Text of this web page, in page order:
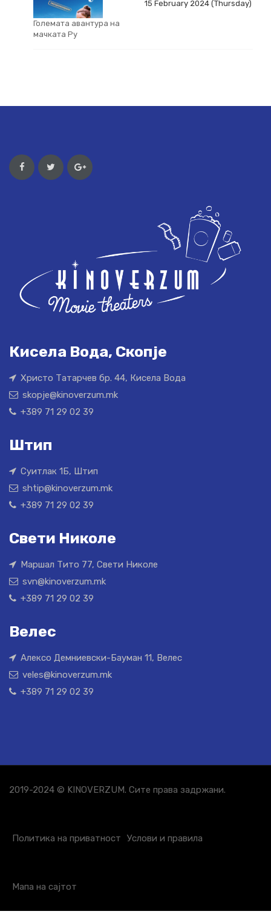
Големата авантура на
мачката Ру
15 February 2024 (Thursday)
Кисела Вода, Скопје
Христо Татарчев бр. 44, Кисела Вода
skopje@kinoverzum.mk
+389 71 29 02 39
Штип
Суитлак 1Б, Штип
shtip@kinoverzum.mk
+389 71 29 02 39
Свети Николе
Маршал Тито 77, Свети Николе
svn@kinoverzum.mk
+389 71 29 02 39
Велес
Алексо Демниевски-Бауман 11, Велес
veles@kinoverzum.mk
+389 71 29 02 39
2019-2024 © KINOVERZUM. Сите права задржани.
Политика на приватност Услови и правила
Мапа на сајтот